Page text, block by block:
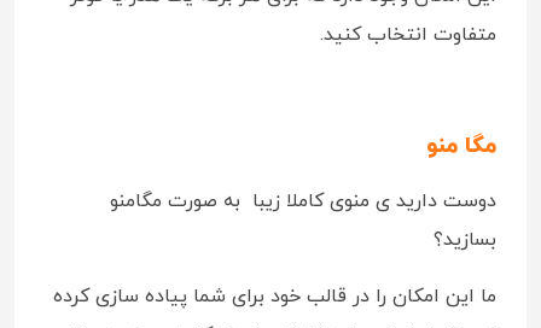
متفاوت انتخاب کنید.
مگا منو
دوست دارید ی منوی کاملا زیبا به صورت مگامنو
بسازید؟
ما این امکان را در قالب خود برای شما پیاده سازی کرده